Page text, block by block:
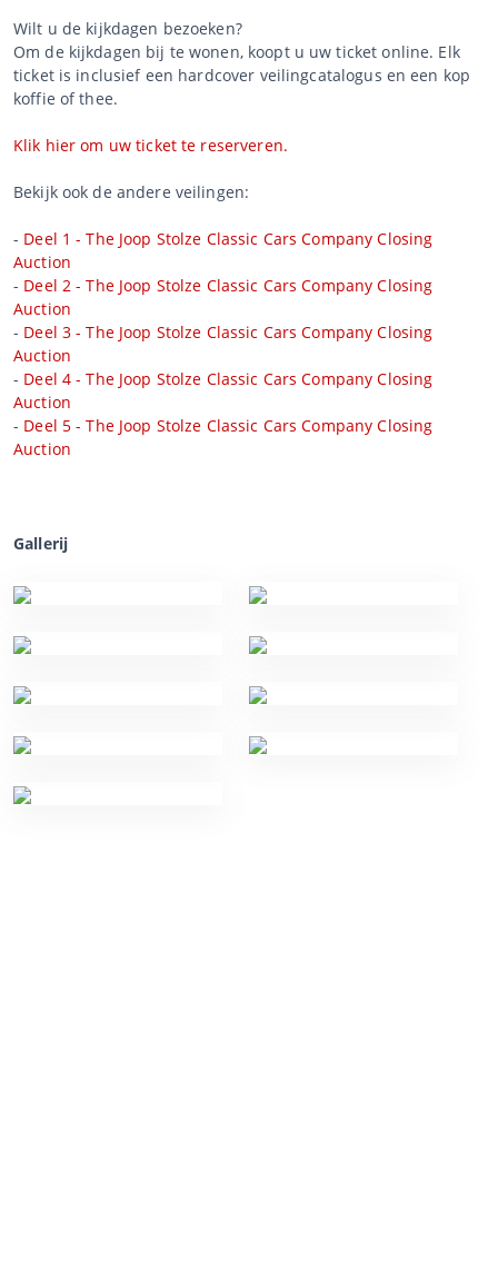
Wilt u de kijkdagen bezoeken?
Om de kijkdagen bij te wonen, koopt u uw ticket online. Elk
ticket is inclusief een hardcover veilingcatalogus en een kop
koffie of thee.
Klik hier om uw ticket te reserveren.
Bekijk ook de andere veilingen:
- Deel 1 - The Joop Stolze Classic Cars Company Closing
Auction
- Deel 2 - The Joop Stolze Classic Cars Company Closing
Auction
- Deel 3 - The Joop Stolze Classic Cars Company Closing
Auction
- Deel 4 - The Joop Stolze Classic Cars Company Closing
Auction
- Deel 5 - The Joop Stolze Classic Cars Company Closing
Auction
Gallerij